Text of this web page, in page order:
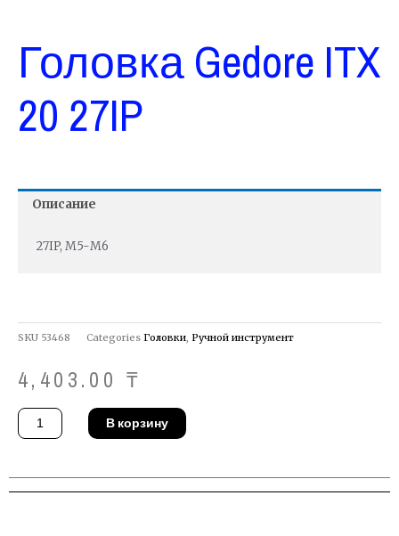
Головка Gedore ITX
20 27IP
Описание
27IP, М5-М6
SKU 53468 Categories Головки, Ручной инструмент
4,403.00 ₸
Количество
товара
Головка
27IP
В корзину